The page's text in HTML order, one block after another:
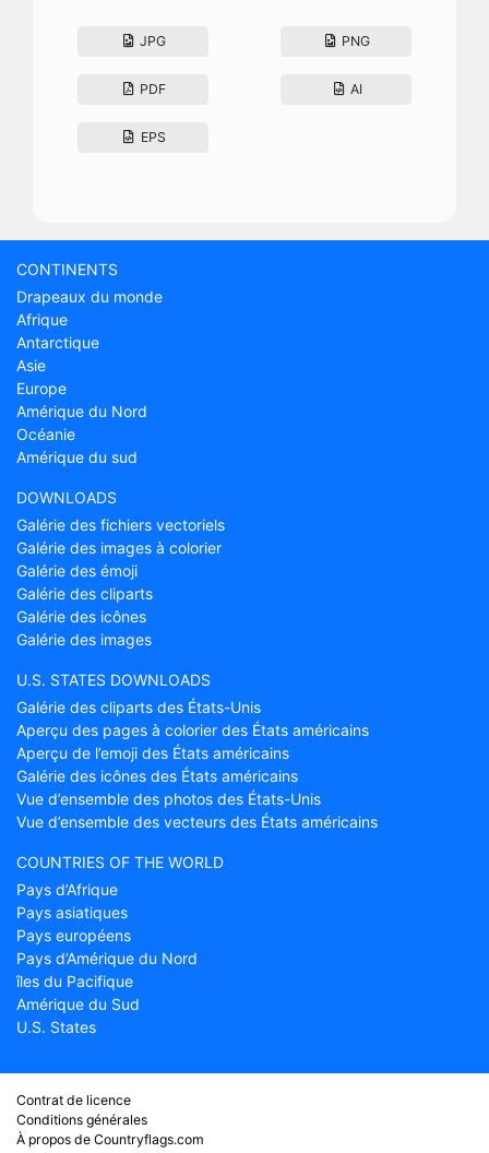
JPG PNG
PDF AI
EPS
CONTINENTS
Drapeaux du monde
Afrique
Antarctique
Asie
Europe
Amérique du Nord
Océanie
Amérique du sud
DOWNLOADS
Galérie des fichiers vectoriels
Galérie des images à colorier
Galérie des émoji
Galérie des cliparts
Galérie des icônes
Galérie des images
U.S. STATES DOWNLOADS
Galérie des cliparts des États-Unis
Aperçu des pages à colorier des États américains
Aperçu de l’emoji des États américains
Galérie des icônes des États américains
Vue d’ensemble des photos des États-Unis
Vue d’ensemble des vecteurs des États américains
COUNTRIES OF THE WORLD
Pays d’Afrique
Pays asiatiques
Pays européens
Pays d’Amérique du Nord
îles du Pacifique
Amérique du Sud
U.S. States
Contrat de licence
Conditions générales
À propos de Countryflags.com